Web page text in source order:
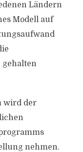
Ländern
Modell auf
gehalten
wird der
nehmen.